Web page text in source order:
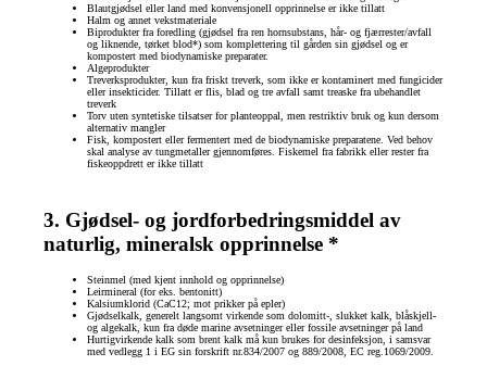
Blautgjødsel eller land med konvensjonell opprinnelse er ikke tillatt
Halm og annet vekstmateriale
Biprodukter fra foredling (gjødsel fra ren hornsubstans, hår- og fjærrester/avfall
og liknende, tørket blod*) som komplettering til gården sin gjødsel og er
kompostert med biodynamiske preparater.
Algeprodukter
Treverksprodukter, kun fra friskt treverk, som ikke er kontaminert med fungicider
eller insekticider. Tillatt er flis, blad og tre avfall samt treaske fra ubehandlet
treverk
Torv uten syntetiske tilsatser for planteoppal, men restriktiv bruk og kun dersom
alternativ mangler
Fisk, kompostert eller fermentert med de biodynamiske preparatene. Ved behov
skal analyse av tungmetaller gjennomføres. Fiskemel fra fabrikk eller rester fra
fiskeoppdrett er ikke tillatt
3. Gjødsel- og jordforbedringsmiddel av
naturlig, mineralsk opprinnelse *
Steinmel (med kjent innhold og opprinnelse)
Leirmineral (for eks. bentonitt)
Kalsiumklorid (CaC12; mot prikker på epler)
Gjødselkalk, generelt langsomt virkende som dolomitt-, slukket kalk, blåskjell-
og algekalk, kun fra døde marine avsetninger eller fossile avsetninger på land
Hurtigvirkende kalk som brent kalk må kun brukes for desinfeksjon, i samsvar
med vedlegg 1 i EG sin forskrift nr.834/2007 og 889/2008, EC reg.1069/2009.